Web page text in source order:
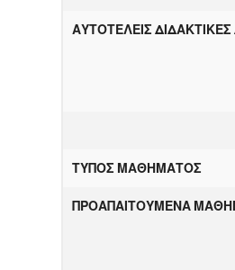
ΑΥΤΟΤΕΛΕΙΣ
ΤΥΠΟΣ ΜΑΘΗΜΑΤΟΣ
ΠΡΟΑΠΑΙΤΟΥΜΕΝΑ